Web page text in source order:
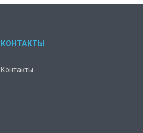
КОНТАКТЫ
Контакты